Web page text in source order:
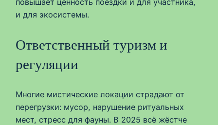
и для экосистемы.
Ответственный туризм и
регуляции
Многие мистические локации страдают от
перегрузки: мусор, нарушение ритуальных
мест, стресс для фауны. В 2025 всё жёстче